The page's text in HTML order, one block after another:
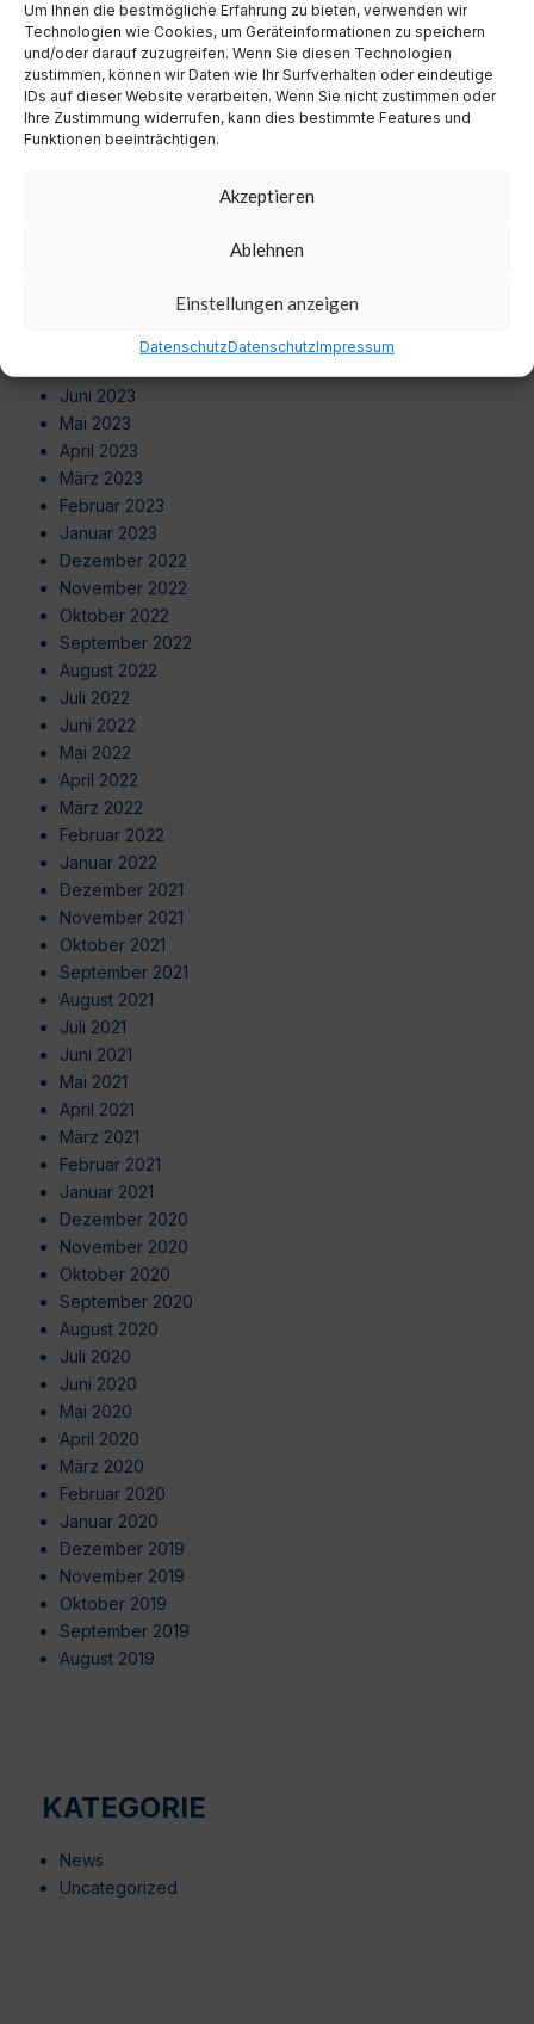
Um Ihnen die bestmögliche Erfahrung zu bieten, verwenden wir
Technologien wie Cookies, um Geräteinformationen zu speichern
und/oder darauf zuzugreifen. Wenn Sie diesen Technologien
zustimmen, können wir Daten wie Ihr Surfverhalten oder eindeutige
IDs auf dieser Website verarbeiten. Wenn Sie nicht zustimmen oder
Ihre Zustimmung widerrufen, kann dies bestimmte Features und
Funktionen beeinträchtigen.
Akzeptieren
Ablehnen
Einstellungen anzeigen
DatenschutzDatenschutzImpressum
August 2024
Juli 2024
Juni 2024
Mai 2024
April 2024
März 2024
September 2023
August 2023
Juni 2023
Mai 2023
April 2023
März 2023
Februar 2023
Januar 2023
Dezember 2022
November 2022
Oktober 2022
September 2022
August 2022
Juli 2022
Juni 2022
Mai 2022
April 2022
März 2022
Februar 2022
Januar 2022
Dezember 2021
November 2021
Oktober 2021
September 2021
August 2021
Juli 2021
Juni 2021
Mai 2021
April 2021
März 2021
Februar 2021
Januar 2021
Dezember 2020
November 2020
Oktober 2020
September 2020
August 2020
Juli 2020
Juni 2020
Mai 2020
April 2020
März 2020
Februar 2020
Januar 2020
Dezember 2019
November 2019
Oktober 2019
September 2019
August 2019
KATEGORIE
News
Uncategorized